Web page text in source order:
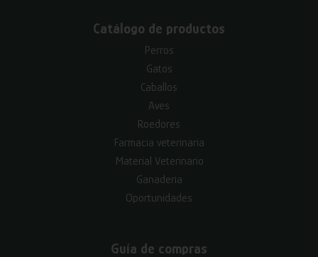
Catálogo de productos
Perros
Gatos
Caballos
Aves
Roedores
Farmacia veterinaria
Material Veterinario
Ganadería
Oportunidades
Guía de compras